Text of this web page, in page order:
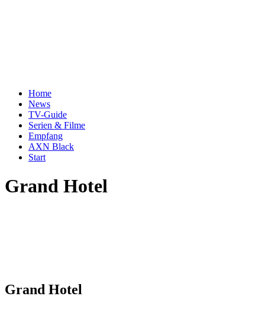
Home
News
TV-Guide
Serien & Filme
Empfang
AXN Black
Start
Grand Hotel
Grand Hotel